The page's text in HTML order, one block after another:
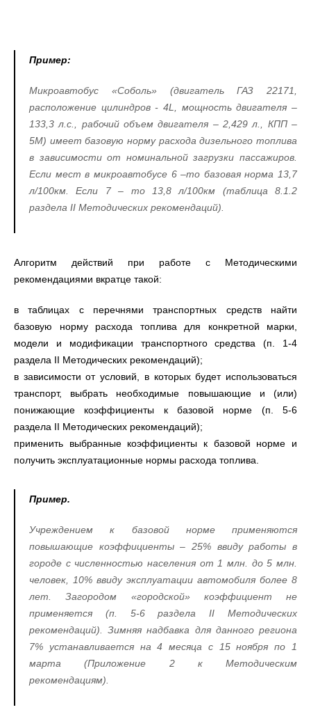
Пример:
Микроавтобус «Соболь» (двигатель ГАЗ 22171,
расположение цилиндров - 4L, мощность двигателя –
133,3 л.с., рабочий объем двигателя – 2,429 л., КПП –
5М) имеет базовую норму расхода дизельного топлива
в зависимости от номинальной загрузки пассажиров.
Если мест в микроавтобусе 6 –то базовая норма 13,7
л/100км. Если 7 – то 13,8 л/100км (таблица 8.1.2
раздела II Методических рекомендаций).
Алгоритм действий при работе с Методическими
рекомендациями вкратце такой:
в таблицах с перечнями транспортных средств найти
базовую норму расхода топлива для конкретной марки,
модели и модификации транспортного средства (п. 1-4
раздела II Методических рекомендаций);
в зависимости от условий, в которых будет использоваться
транспорт, выбрать необходимые повышающие и (или)
понижающие коэффициенты к базовой норме (п. 5-6
раздела II Методических рекомендаций);
применить выбранные коэффициенты к базовой норме и
получить эксплуатационные нормы расхода топлива.
Пример.
Учреждением к базовой норме применяются
повышающие коэффициенты – 25% ввиду работы в
городе с численностью населения от 1 млн. до 5 млн.
человек, 10% ввиду эксплуатации автомобиля более 8
лет. Загородом «городской» коэффициент не
применяется (п. 5-6 разделаII Методических
рекомендаций). Зимняя надбавка для данного региона
7% устанавливается на 4 месяца с 15 ноября по 1
марта (Приложение 2 к Методическим
рекомендациям).